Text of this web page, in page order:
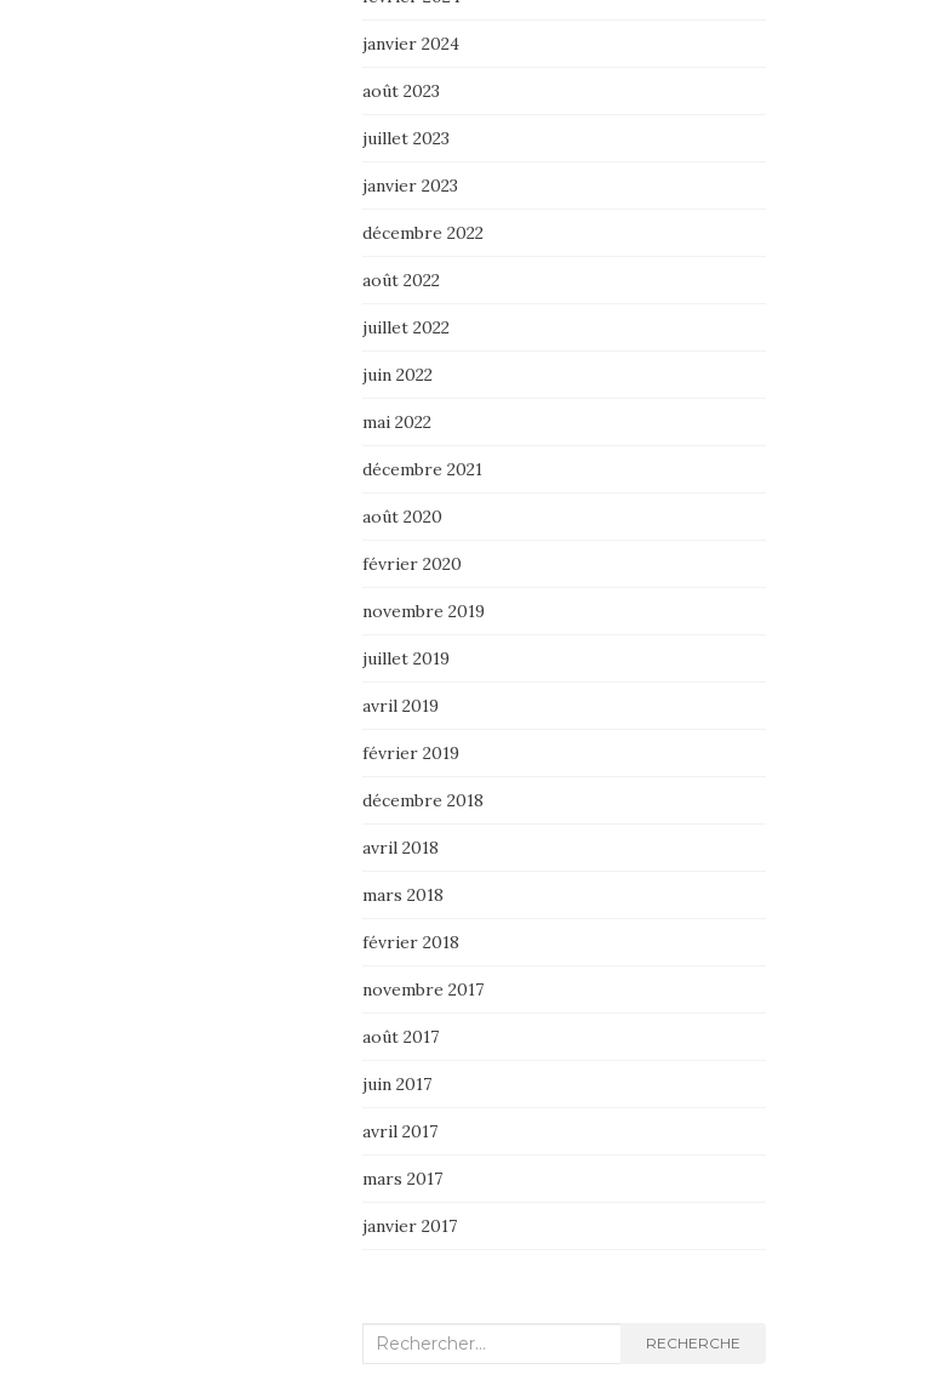
janvier 2024
août 2023
juillet 2023
janvier 2023
décembre 2022
août 2022
juillet 2022
juin 2022
mai 2022
décembre 2021
août 2020
février 2020
novembre 2019
juillet 2019
avril 2019
février 2019
décembre 2018
avril 2018
mars 2018
février 2018
novembre 2017
août 2017
juin 2017
avril 2017
mars 2017
janvier 2017
Recherche
RECHERCHE